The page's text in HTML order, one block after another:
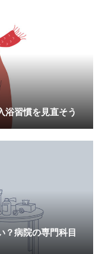
浴習慣を見直そう
？病院の専門科目